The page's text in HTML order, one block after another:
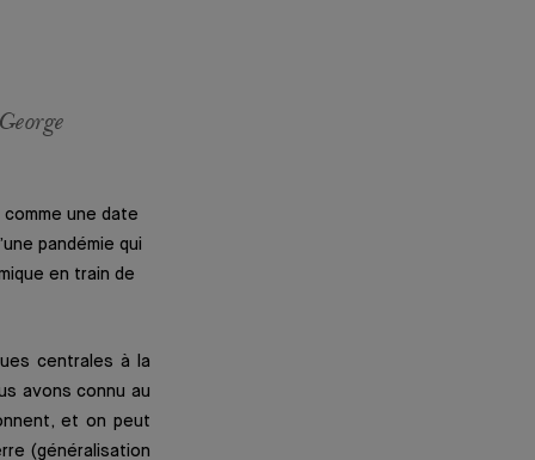
une date
pandémie qui
en train de
centrales à la
avons connu au
et on peut
(généralisation